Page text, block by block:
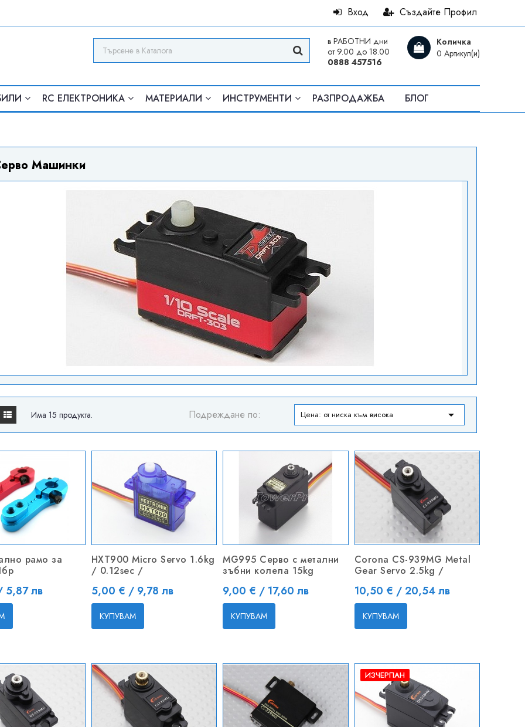
Създайте Профил
Вход
Количка
0 Артикул(и)
в РАБОТНИ дни
от 9.00 до 18.00
0888 457516
RC ЕЛЕКТРОНИКА МАТЕРИАЛИ ИНСТРУМЕНТИ РАЗПРОДАЖБА БЛОГ
Машинки
Има 15 продукта. Подреждане по: Цена: от ниска към висока 
рамо за
лв
HXT900 Micro Servo 1.6kg
/ 0.12sec /
Цена
5,00 € / 9,78 лв
КУПУВАМ
MG995 Серво с метални
зъбни колела 15kg
Цена
9,00 € / 17,60 лв
КУПУВАМ
Corona CS-939MG Metal
Gear Servo 2.5kg /
Цена
10,50 € / 20,54 лв
КУПУВАМ
ИЗЧЕРПАН